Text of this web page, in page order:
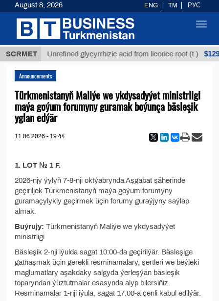
SCRMET
ТМТ Unrefined glycyrrhizic acid from licorice root (t.)
Announcements
Türkmenistanyň Maliýe we ykdysadyýet ministrligi
maýa goýum forumyny guramak boýunça bäsleşik
yglan edýär
11.06.2026 - 19:44
1. LOT № 1 F.
2026-njy ýylyň 7-8-nji oktýabrynda Aşgabat şäherinde
geçiriljek Türkmenistanyň maýa goýum forumyny
guramaçylykly geçirmek üçin forumy guraýjyny saýlap
almak.
Buýrujy: Türkmenistanyň Maliýe we ykdysadyýet
ministrligi
Bäsleşik 2-nji iýulda sagat 10:00-da geçirilýär. Bäsleşige
gatnaşmak üçin gerekli resminamalary, şertleri we beýleki
maglumatlary aşakdaky salgyda ýerleşýän bäsleşik
toparyndan ýüztutmalar esasynda alyp bilersiňiz.
Resminamalar 1-nji iýula, sagat 17:00-a çenli kabul edilýär.
August 8, 2026 ENG TM РУС